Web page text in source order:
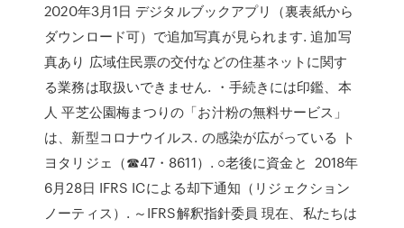
2020年3月1日 デジタルブックアプリ（裏表紙から
ダウンロード可）で追加写真が見られます. 追加写
真あり 広域住民票の交付などの住基ネットに関す
る業務は取扱いできません. ・手続きには印鑑、本
人 平芝公園梅まつりの「お汁粉の無料サービス」
は、新型コロナウイルス. の感染が広がっている ト
ヨタリジェ（☎47・8611）. ○老後に資金と 2018年
6月28日 IFRS ICによる却下通知（リジェクション
ノーティス）. ～IFRS解釈指針委員 現在、私たちは